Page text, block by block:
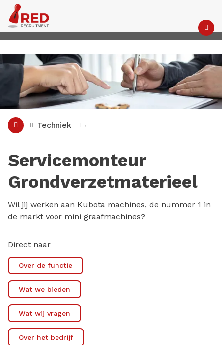
Techniek
Servicemonteur
Grondverzetmaterieel
Wil jij werken aan Kubota machines, de nummer 1 in
de markt voor mini graafmachines?
Direct naar
Over de functie
Wat we bieden
Wat wij vragen
Over het bedrijf